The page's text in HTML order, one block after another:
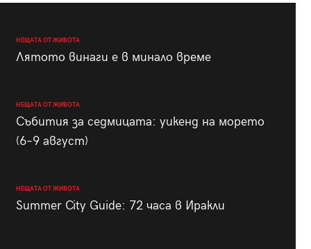
НЕЩАТА ОТ ЖИВОТА
Лятото винаги е в минало време
НЕЩАТА ОТ ЖИВОТА
Събития за седмицата: уикенд на морето
(6–9 август)
НЕЩАТА ОТ ЖИВОТА
Summer City Guide: 72 часа в Иракли